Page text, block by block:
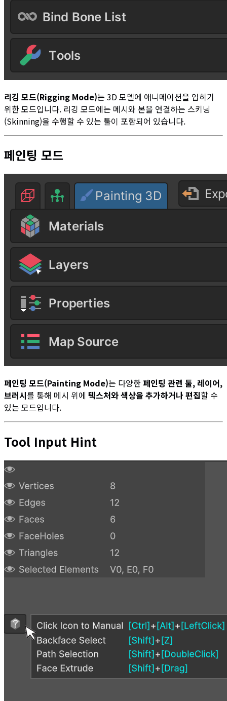
리깅 모드(Rigging Mode)는 3D 모델에 애니메이션을 입히기
위한 모드입니다. 리깅 모드에는 메시와 본을 연결하는 스키닝
(Skinning)을 수행할 수 있는 툴이 포함되어 있습니다.
페인팅 모드
페인팅 모드(Painting Mode)는 다양한 페인팅 관련 툴, 레이어,
브러시를 통해 메시 위에 텍스처와 색상을 추가하거나 편집할 수
있는 모드입니다.
Tool Input Hint